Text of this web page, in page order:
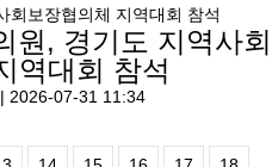
원, 경기도 지역사회
역대회 참석
2026-07-31 11:34